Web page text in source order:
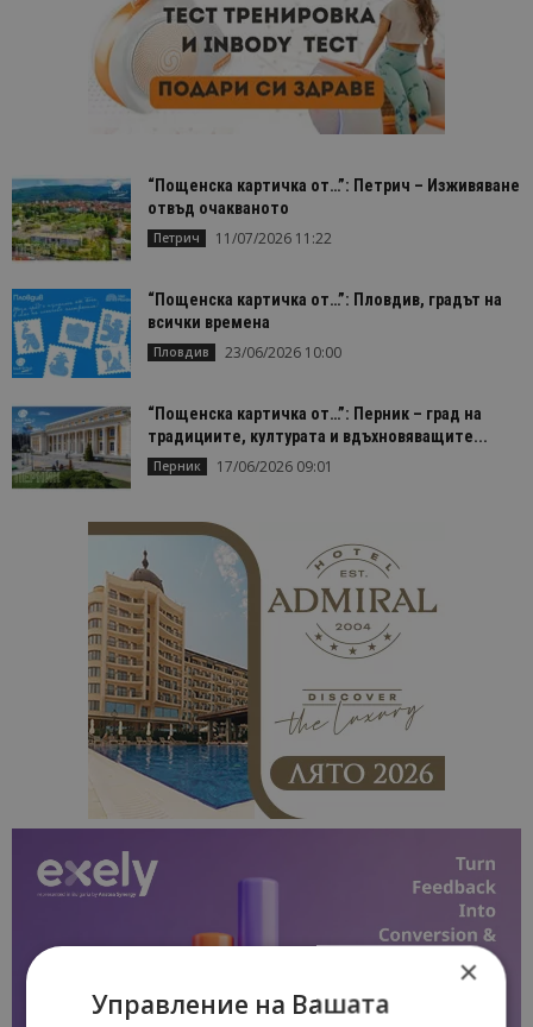
“Пощенска картичка от…”: Петрич – Изживяване
отвъд очакваното
Петрич 11/07/2026 11:22
“Пощенска картичка от…”: Пловдив, градът на
всички времена
Пловдив 23/06/2026 10:00
“Пощенска картичка от…”: Перник – град на
традициите, културата и вдъхновяващите...
Перник 17/06/2026 09:01
×
Управление на Вашата